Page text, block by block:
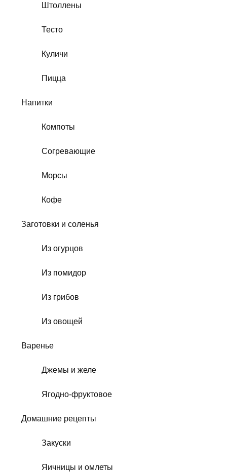
Штоллены
Тесто
Куличи
Пицца
Напитки
Компоты
Согревающие
Морсы
Кофе
Заготовки и соленья
Из огурцов
Из помидор
Из грибов
Из овощей
Варенье
Джемы и желе
Ягодно-фруктовое
Домашние рецепты
Закуски
Яичницы и омлеты